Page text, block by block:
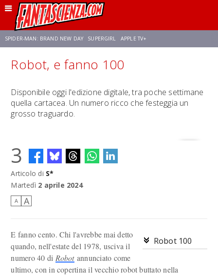
SPIDER-MAN: BRAND NEW DAY SUPERGIRL APPLE TV+
FRANCO RICCIARDIELLO ZENDAYA STAR TREK
NETFLIX SADIE SINK STAR TREK: STRANGE NEW WORLDS
Robot, e fanno 100
Disponibile oggi l'edizione digitale, tra poche settimane
quella cartacea. Un numero ricco che festeggia un
grosso traguardo.
3
Articolo di S*
Martedì 2 aprile 2024
A A
Robot 100
E fanno cento. Chi l'avrebbe mai detto
quando, nell'estate del 1978, usciva il
numero 40 di Robotannunciato come
ultimo, con in copertina il vecchio robot buttato nella